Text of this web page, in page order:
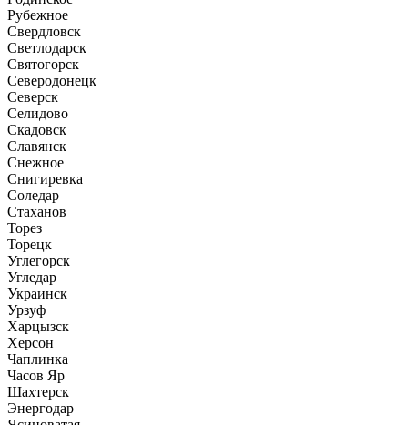
Рубежное
Свердловск
Светлодарск
Святогорск
Северодонецк
Северск
Селидово
Скадовск
Славянск
Снежное
Снигиревка
Соледар
Стаханов
Торез
Торецк
Углегорск
Угледар
Украинск
Урзуф
Харцызск
Херсон
Чаплинка
Часов Яр
Шахтерск
Энергодар